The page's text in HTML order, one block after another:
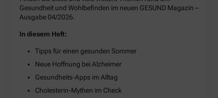
Gesundheit und Wohlbefinden im neuen GESUND Magazin –
Ausgabe 04/2026.
In diesem Heft:
Tipps für einen gesunden Sommer
Neue Hoffnung bei Alzheimer
Gesundheits-Apps im Alltag
Cholesterin-Mythen im Check